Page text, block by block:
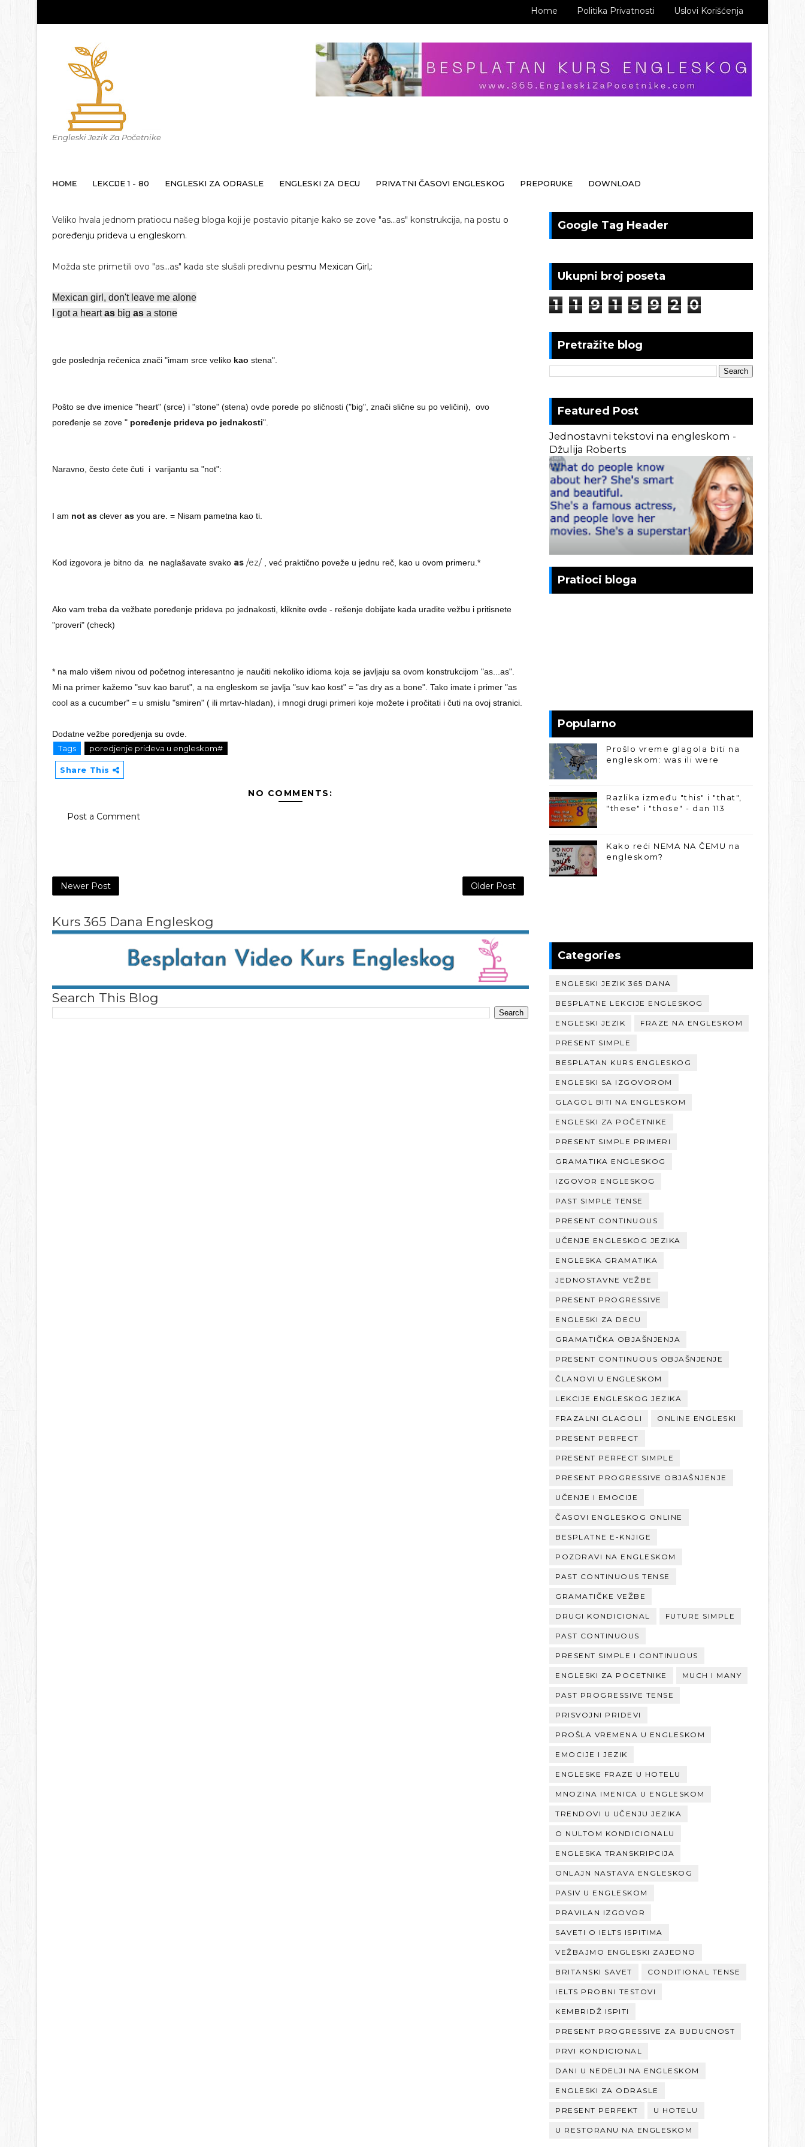
Home Politika Privatnosti Uslovi Korišćenja
Engleski Jezik Za Početnike
HOME LEKCIJE 1 - 80 ENGLESKI ZA ODRASLE ENGLESKI ZA DECU PRIVATNI ČASOVI ENGLESKOG PREPORUKE DOWNLOAD
Veliko hvala jednom pratiocu našeg bloga koji je postavio pitanje kako se zove "as...as" konstrukcija, na postu o
poređenju prideva u engleskom.
Možda ste primetili ovo "as...as" kada ste slušali predivnu pesmu Mexican Girl,:
Mexican girl, don't leave me alone
I got a heartas big as a stone
gde poslednja rečenica znači "imam srce veliko kao stena".
Pošto se dve imenice "heart" (srce) i "stone" (stena) ovde porede po sličnosti ("big", znači slične su po veličini), ovo
poređenje se zove " poređenje prideva po jednakosti".
Naravno, često ćete čuti i varijantu sa "not":
I am not as clever as you are. = Nisam pametna kao ti.
Kod izgovora je bitno da ne naglašavate svako as /ez/ , već praktično poveže u jednu reč, kao u ovom primeru .*
Ako vam treba da vežbate poređenje prideva po jednakosti, kliknite ovde - rešenje dobijate kada uradite vežbu i pritisnete
"proveri" (check)
* na malo višem nivou od početnog interesantno je naučiti nekoliko idioma koja se javljaju sa ovom konstrukcijom "as...as".
Mi na primer kažemo "suv kao barut", a na engleskom se javlja "suv kao kost" = "as dry as a bone". Tako imate i primer "as
cool as a cucumber" = u smislu "smiren" ( ili mrtav-hladan), i mnogi drugi primeri koje možete i pročitati i čuti na ovoj stranici
Dodatne vežbe poredjenja su ovde
Tags
poredjenje prideva u engleskom#
Share This
NO COMMENTS:
Post a Comment
Newer Post Older Post
Kurs 365 Dana Engleskog
Search This Blog
Google Tag Header
Ukupni broj poseta
1 1 9 1 5 9 2 0
Pretražite blog
Featured Post
Jednostavni tekstovi na engleskom -
Džulija Roberts
Pratioci bloga
Popularno
Prošlo vreme glagola biti na
engleskom: was ili were
Razlika između "this" i "that",
"these" i "those" - dan 113
Kako reći NEMA NA ČEMU na
engleskom?
Categories
ENGLESKI JEZIK 365 DANA
BESPLATNE LEKCIJE ENGLESKOG
ENGLESKI JEZIK FRAZE NA ENGLESKOM
PRESENT SIMPLE
BESPLATAN KURS ENGLESKOG
ENGLESKI SA IZGOVOROM
GLAGOL BITI NA ENGLESKOM
ENGLESKI ZA POČETNIKE
PRESENT SIMPLE PRIMERI
GRAMATIKA ENGLESKOG
IZGOVOR ENGLESKOG
PAST SIMPLE TENSE
PRESENT CONTINUOUS
UČENJE ENGLESKOG JEZIKA
ENGLESKA GRAMATIKA
JEDNOSTAVNE VEŽBE
PRESENT PROGRESSIVE
ENGLESKI ZA DECU
GRAMATIČKA OBJAŠNJENJA
PRESENT CONTINUOUS OBJAŠNJENJE
ČLANOVI U ENGLESKOM
LEKCIJE ENGLESKOG JEZIKA
FRAZALNI GLAGOLI ONLINE ENGLESKI
PRESENT PERFECT
PRESENT PERFECT SIMPLE
PRESENT PROGRESSIVE OBJAŠNJENJE
UČENJE I EMOCIJE
ČASOVI ENGLESKOG ONLINE
BESPLATNE E-KNJIGE
POZDRAVI NA ENGLESKOM
PAST CONTINUOUS TENSE
GRAMATIČKE VEŽBE
DRUGI KONDICIONAL FUTURE SIMPLE
PAST CONTINUOUS
PRESENT SIMPLE I CONTINUOUS
ENGLESKI ZA POCETNIKE MUCH I MANY
PAST PROGRESSIVE TENSE
PRISVOJNI PRIDEVI
PROŠLA VREMENA U ENGLESKOM
EMOCIJE I JEZIK
ENGLESKE FRAZE U HOTELU
MNOZINA IMENICA U ENGLESKOM
TRENDOVI U UČENJU JEZIKA
O NULTOM KONDICIONALU
ENGLESKA TRANSKRIPCIJA
ONLAJN NASTAVA ENGLESKOG
PASIV U ENGLESKOM
PRAVILAN IZGOVOR
SAVETI O IELTS ISPITIMA
VEŽBAJMO ENGLESKI ZAJEDNO
BRITANSKI SAVET CONDITIONAL TENSE
IELTS PROBNI TESTOVI
KEMBRIDŽ ISPITI
PRESENT PROGRESSIVE ZA BUDUCNOST
PRVI KONDICIONAL
DANI U NEDELJI NA ENGLESKOM
ENGLESKI ZA ODRASLE
PRESENT PERFEKT U HOTELU
U RESTORANU NA ENGLESKOM